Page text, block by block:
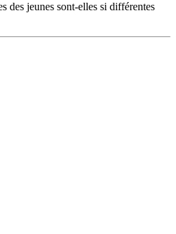
des jeunes sont-elles si différentes